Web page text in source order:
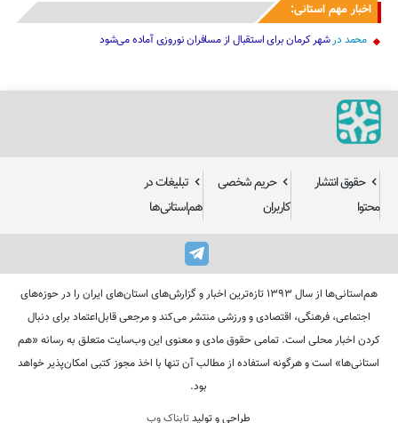
اخبار مهم استانی:
محمد درشهر کرمان برای استقبال از مسافران نوروزی آماده می‌شود
حقوق انتشار
محتوا
حریم شخصی
کاربران
تبلیغات در
هم‌استانی‌ها
هم‌استانی‌ها از سال ۱۳۹۳ تازه‌ترین اخبار و گزارش‌های استان‌های ایران را در حوزه‌های
اجتماعی، فرهنگی، اقتصادی و ورزشی منتشر می‌کند و مرجعی قابل‌اعتماد برای دنبال
کردن اخبار محلی است. تمامی حقوق مادی و معنوی این وب‌سایت متعلق به رسانه «هم
استانی‌ها» است و هرگونه استفاده از مطالب آن تنها با اخذ مجوز کتبی امکان‌پذیر خواهد
بود.
طراحی و تولیدتابناک وب